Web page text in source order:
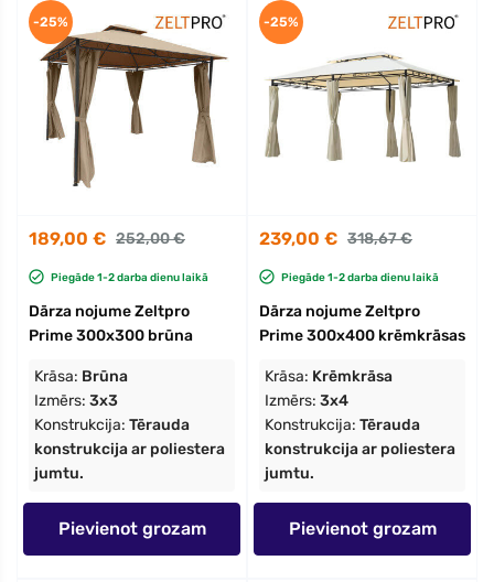
189,00 € 252,00 €
Piegāde 1-2 darba dienu laikā
Dārza nojume Zeltpro
Prime 300x300 brūna
Krāsa: Brūna
Izmērs: 3x3
Konstrukcija: Tērauda
konstrukcija ar poliestera
jumtu.
Pievienot grozam
-25%
239,00 € 318,67 €
Piegāde 1-2 darba dienu laikā
Dārza nojume Zeltpro
Prime 300x400 krēmkrāsas
Krāsa: Krēmkrāsa
Izmērs: 3x4
Konstrukcija: Tērauda
konstrukcija ar poliestera
jumtu.
Pievienot grozam
-25%